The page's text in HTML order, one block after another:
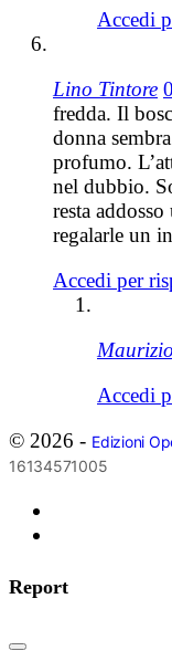
Accedi
Lino Tintore
fredda. Il
donna
profumo.
nel dubbio.
resta
regalarle un
Accedi per
Accedi
© 2026 - Edizioni
16134571005
Report